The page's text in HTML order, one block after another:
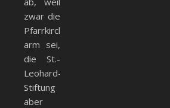
zwar die
Pfarrkirche
arm sei,
die St.-
Leohard-
Stiftung
aber